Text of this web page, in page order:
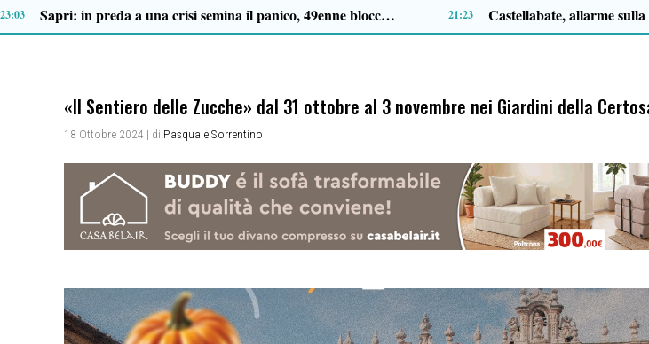
Tortorella celebra la Fiera di San Basilio: tra antichi mestieri, bestiame e la musica della Bandabardò 14:49 Premio Terre del Bussento, si alza il sipario: stasera Roberto Fico apre l’11ª edizione 14:35
«Il Sentiero delle Zucche» dal 31 ottobre al 3 novembre nei Giardini della
18 Ottobre 2024 | di Pasquale Sorrentino